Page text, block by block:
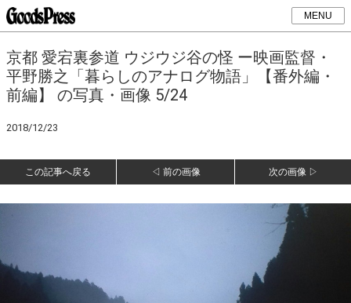
MENU
京都 愛宕裏参道 ウジウジ谷の怪 ー映画監督・
平野勝之「暮らしのアナログ物語」【番外編・
前編】 の写真・画像 5/24
2018/12/23
この記事へ戻る ◁ 前の画像 次の画像 ▷